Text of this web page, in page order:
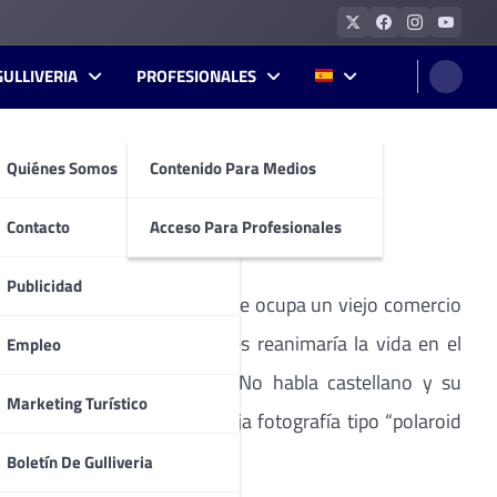
Quiénes Somos
Contacto
Publicidad
Empleo
Marketing Turístico
Boletín De Gulliveria
PROFESIONALES
Contenido Para Medios
Acceso Para Profesionales
Mark O’Reilly , que ocupa un viejo comercio
y esto supuestamente les reanimaría la vida en el
de abrir la tienda. No habla castellano y su
isla se centran en una vieja fotografía tipo “polaroid
le obsesionan.